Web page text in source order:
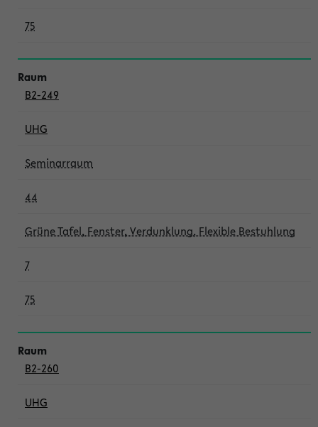
75
B2-249
UHG
Seminarraum
44
Grüne Tafel, Fenster, Verdunklung, Flexible Bestuhlung
7
75
B2-260
UHG